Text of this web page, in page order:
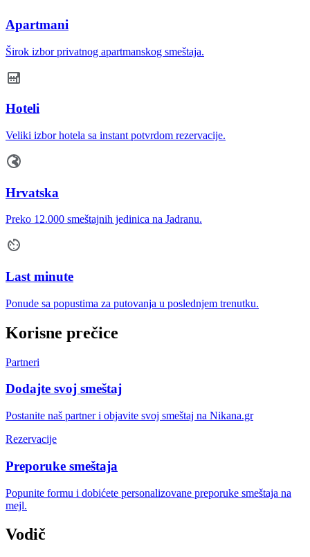
Apartmani
Širok izbor privatnog apartmanskog smeštaja.
Hoteli
Veliki izbor hotela sa instant potvrdom rezervacije.
Hrvatska
Preko 12.000 smeštajnih jedinica na Jadranu.
Last minute
Ponude sa popustima za putovanja u poslednjem trenutku.
Korisne prečice
Partneri
Dodajte svoj smeštaj
Postanite naš partner i objavite svoj smeštaj na Nikana.gr
Rezervacije
Preporuke smeštaja
Popunite formu i dobićete personalizovane preporuke smeštaja na
mejl.
Vodič